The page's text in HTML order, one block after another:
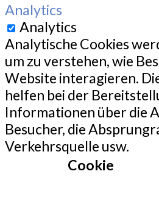
Analytics
Analytics
Analytische Cookies
um zu verstehen, wie
Website interagieren.
helfen bei der
Informationen über die
Besucher, die
Verkehrsquelle usw.
Cookie